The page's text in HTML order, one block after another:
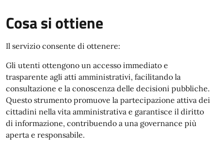
Cosa si ottiene
Il servizio consente di ottenere:
Gli utenti ottengono un accesso immediato e
trasparente agli atti amministrativi, facilitando la
consultazione e la conoscenza delle decisioni pubbliche.
Questo strumento promuove la partecipazione attiva dei
cittadini nella vita amministrativa e garantisce il diritto
di informazione, contribuendo a una governance più
aperta e responsabile.